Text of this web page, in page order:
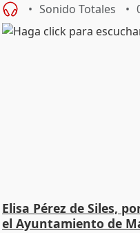
Sonido Totales
Elisa Pérez de Siles,
el Ayuntamiento de